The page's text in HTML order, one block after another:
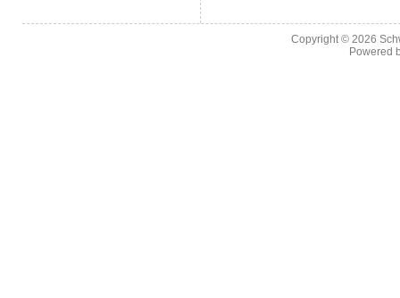
Copyright © 2026
Powered